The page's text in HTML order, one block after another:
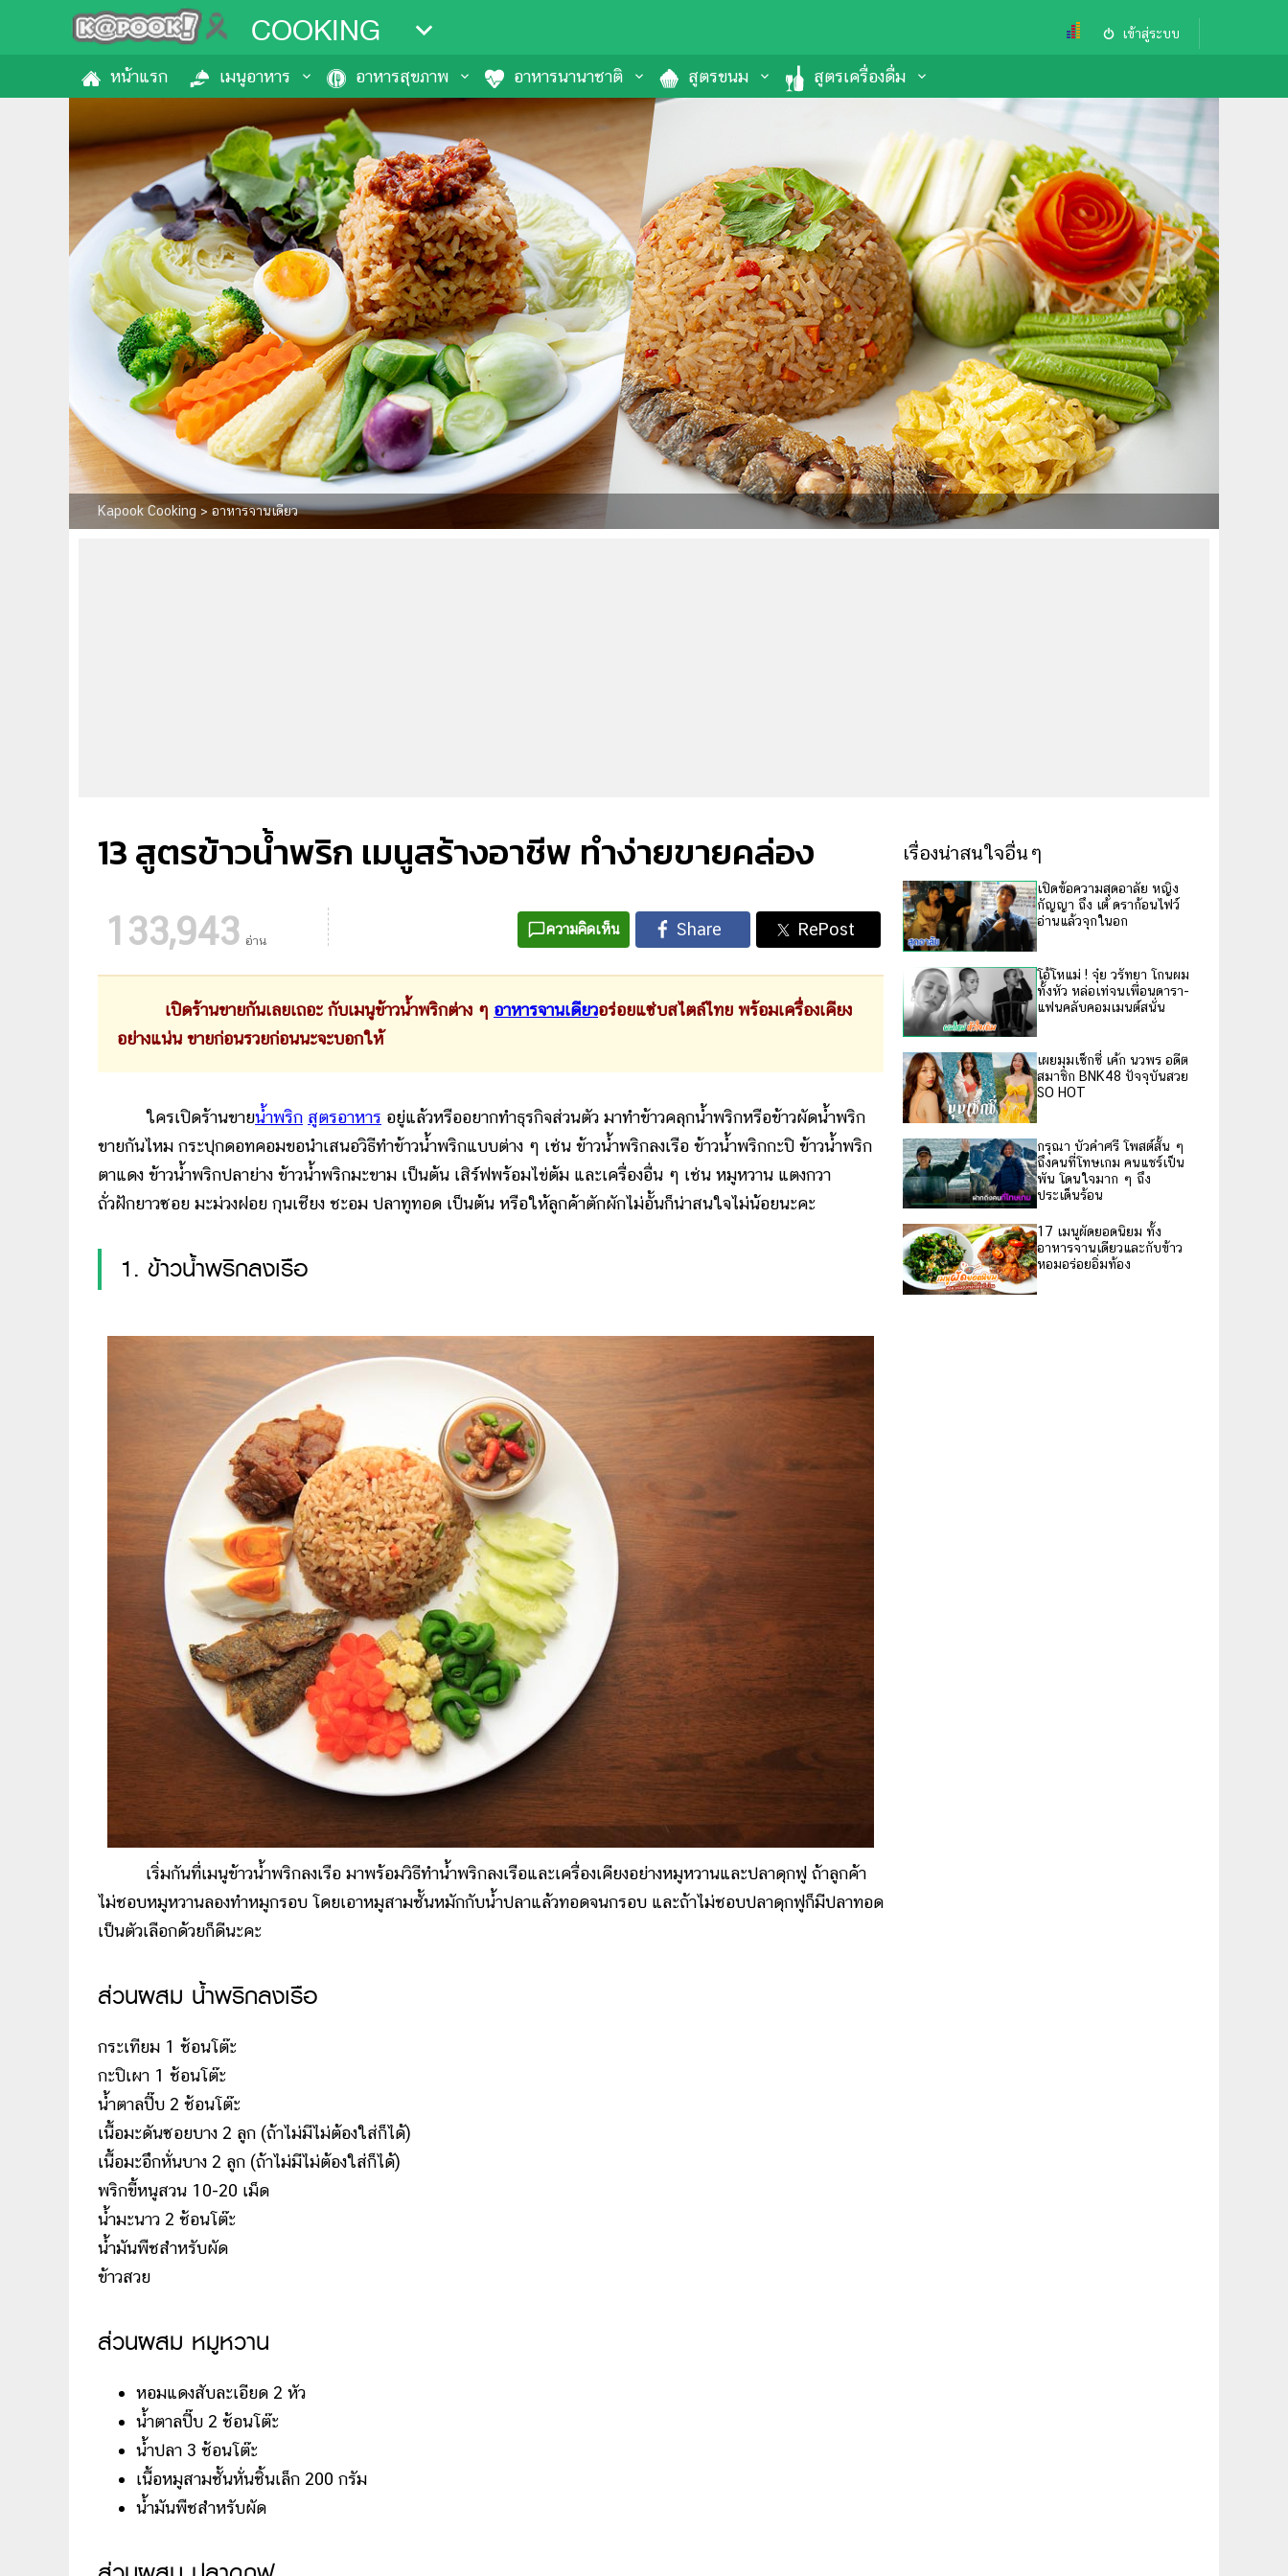
COOKING เข้าสู่ระบบ
หน้าแรก เมนูอาหาร อาหารสุขภาพ อาหารนานาชาติ สูตรขนม สูตรเครื่องดื่ม
Kapook Cooking > อาหารจานเดียว
13 สูตรข้าวน้ำพริก เมนูสร้างอาชีพ ทำง่ายขายคล่อง
133,943 อ่าน
ความคิดเห็น
เปิดร้านขายกันเลยเถอะ กับเมนูข้าวน้ำพริกต่าง ๆ อาหารจานเดียวอร่อยแซ่บสไตล์ไทย พร้อมเครื่องเคียง
อย่างแน่น ขายก่อนรวยก่อนนะจะบอกให้
ใครเปิดร้านขายน้ำพริก สูตรอาหาร อยู่แล้วหรืออยากทำธุรกิจส่วนตัว มาทำข้าวคลุกน้ำพริกหรือข้าวผัดน้ำพริก
ขายกันไหม กระปุกดอทคอมขอนำเสนอวิธีทำข้าวน้ำพริกแบบต่าง ๆ เช่น ข้าวน้ำพริกลงเรือ ข้าวน้ำพริกกะปิ ข้าวน้ำพริก
ตาแดง ข้าวน้ำพริกปลาย่าง ข้าวน้ำพริกมะขาม เป็นต้น เสิร์ฟพร้อมไข่ต้ม และเครื่องอื่น ๆ เช่น หมูหวาน แตงกวา
ถั่วฝักยาวซอย มะม่วงฝอย กุนเชียง ชะอม ปลาทูทอด เป็นต้น หรือให้ลูกค้าตักผักไม่อั้นก็น่าสนใจไม่น้อยนะคะ
1. ข้าวน้ำพริกลงเรือ
เริ่มกันที่เมนูข้าวน้ำพริกลงเรือ มาพร้อมวิธีทำน้ำพริกลงเรือและเครื่องเคียงอย่างหมูหวานและปลาดุกฟู ถ้าลูกค้า
ไม่ชอบหมูหวานลองทำหมูกรอบ โดยเอาหมูสามชั้นหมักกับน้ำปลาแล้วทอดจนกรอบ และถ้าไม่ชอบปลาดุกฟูก็มีปลาทอด
เป็นตัวเลือกด้วยก็ดีนะคะ
ส่วนผสม น้ำพริกลงเรือ
กระเทียม 1 ช้อนโต๊ะ
กะปิเผา 1 ช้อนโต๊ะ
น้ำตาลปี๊บ 2 ช้อนโต๊ะ
เนื้อมะดันซอยบาง 2 ลูก (ถ้าไม่มีไม่ต้องใส่ก็ได้)
เนื้อมะอึกหั่นบาง 2 ลูก (ถ้าไม่มีไม่ต้องใส่ก็ได้)
พริกขี้หนูสวน 10-20 เม็ด
น้ำมะนาว 2 ช้อนโต๊ะ
น้ำมันพืชสำหรับผัด
ข้าวสวย
ส่วนผสม หมูหวาน
หอมแดงสับละเอียด 2 หัว
น้ำตาลปี๊บ 2 ช้อนโต๊ะ
น้ำปลา 3 ช้อนโต๊ะ
เนื้อหมูสามชั้นหั่นชิ้นเล็ก 200 กรัม
น้ำมันพืชสำหรับผัด
เรื่องน่าสนใจอื่นๆ
เปิดข้อความสุดอาลัย หญิง
กัญญา ถึง เต้ ดราก้อนไฟว์
อ่านแล้วจุกในอก
โอ้โหแม่ ! จุ๋ย วรัทยา โกนผม
ทั้งหัว หล่อเท่จนเพื่อนดารา-
แฟนคลับคอมเมนต์สนั่น
เผยมุมเซ็กซี่ เค้ก นวพร อดีต
สมาชิก BNK48 ปัจจุบันสวย
SO HOT
กรุณา บัวคำศรี โพสต์สั้น ๆ
ถึงคนที่โทษเกม คนแชร์เป็น
พัน โดนใจมาก ๆ ถึง
ประเด็นร้อน
17 เมนูผัดยอดนิยม ทั้ง
อาหารจานเดียวและกับข้าว
หอมอร่อยอิ่มท้อง